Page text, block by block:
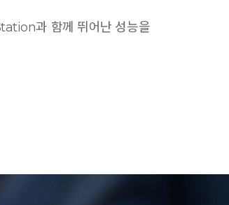
과 함께 뛰어난 성능을